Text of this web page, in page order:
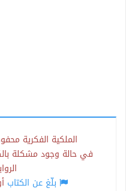
الملكية الفكرية
في حالة وجود مشكلة
بلّغ عن الكتاب